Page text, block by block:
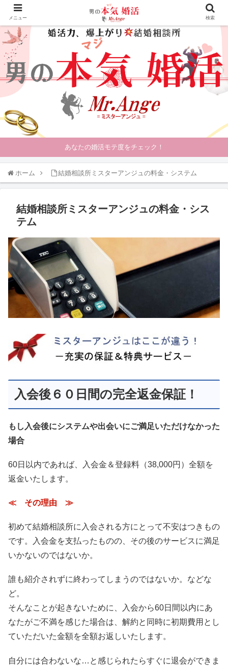
あなたの婚活モテ度をチェック！
ホーム 結婚相談所ミスターアンジュの料金・システム
結婚相談所ミスターアンジュの料金・シス
テム
入会後６０日間の完全返金保証！
もし入会後にシステムや出会いにご満足いただけなかった
場合
60日以内であれば、入会金＆登録料（38,000円）全額を
返金いたします。
≪ その理由 ≫
初めて結婚相談所に入会される方にとって不安はつきもの
です。入会金を支払ったものの、その後のサービスに満足
いかないのではないか。
誰も紹介されずに終わってしまうのではないか。などな
ど。
そんなことが起きないために、入会から60日間以内にあ
なたがご不満を感じた場合は、解約と同時に初期費用とし
ていただいた金額を全額お返しいたします。
自分には合わないな…と感じられたらすぐに退会ができま
メニュー 検索